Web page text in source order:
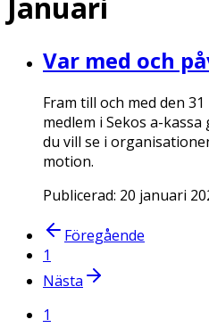
Var med och
Fram till och med den
medlem i Sekos a-
du vill se i
motion.
Publicerad: 20 januari
Föregående
1
Nästa
1